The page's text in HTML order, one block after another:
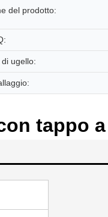
del prodotto:
di ugello:
tappo